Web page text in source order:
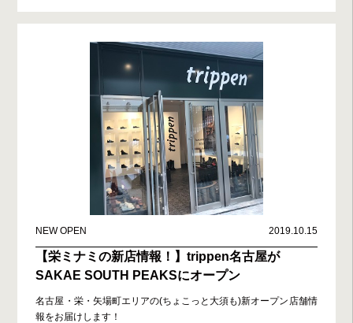
NEW OPEN 2019.10.15
【栄ミナミの新店情報！】trippen名古屋が
SAKAE SOUTH PEAKSにオープン
名古屋・栄・矢場町エリアの(ちょこっと大須も)新オープン店舗情
報をお届けします！